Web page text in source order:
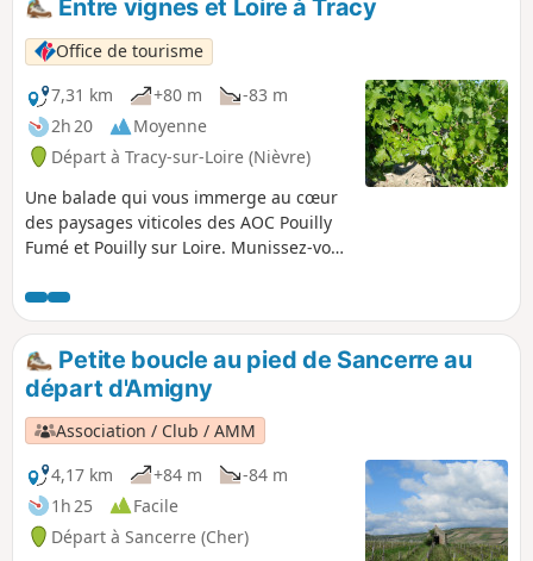
Entre vignes et Loire à Tracy
Office de tourisme
7,31 km
+80 m
-83 m
2h 20
Moyenne
Départ à Tracy-sur-Loire (Nièvre)
Une balade qui vous immerge au cœur
des paysages viticoles des AOC Pouilly
Fumé et Pouilly sur Loire. Munissez-vous
des bords de Loire.
Petite boucle au pied de Sancerre au
départ d'Amigny
Association / Club / AMM
4,17 km
+84 m
-84 m
1h 25
Facile
Départ à Sancerre (Cher)